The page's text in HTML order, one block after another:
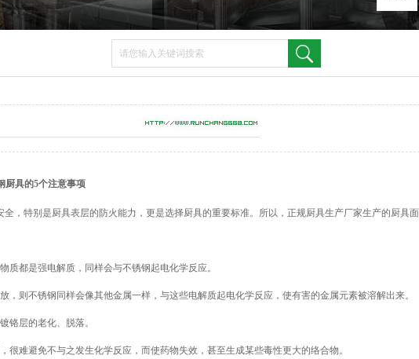
厨具的5个注意事项
特别是厨具表层的防火能力，更是选择厨具的重要标准。所以，正规厨具生产厂家生产的厨具
都是强电解质，同样会与不锈钢起电化学反应。
不锈钢同样会像其他金属一样，与这些电解质起电化学反应，使有害的金属元素被溶解出来。
层的老化、脱落。
难避免不与之发生化学反应，而使药物失效，甚至生成某些毒性更大的络合物。